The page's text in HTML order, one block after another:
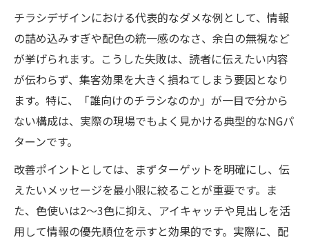
チラシデザインにおける代表的なダメな例として、情報
の詰め込みすぎや配色の統一感のなさ、余白の無視など
が挙げられます。こうした失敗は、読者に伝えたい内容
が伝わらず、集客効果を大きく損ねてしまう要因となり
ます。特に、「誰向けのチラシなのか」が一目で分から
ない構成は、実際の現場でもよく見かける典型的なNGパ
ターンです。
改善ポイントとしては、まずターゲットを明確にし、伝
えたいメッセージを最小限に絞ることが重要です。ま
た、色使いは2～3色に抑え、アイキャッチや見出しを活
用して情報の優先順位を示すと効果的です。実際に、配